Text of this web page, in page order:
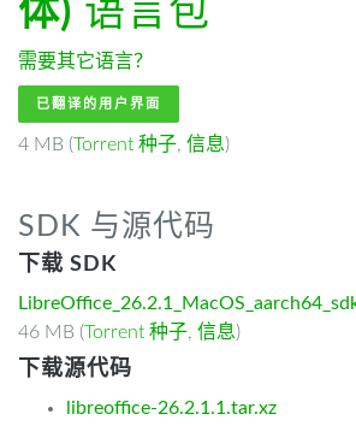
体) 语言包
需要其它语言？
已翻译的用户界面
4 MB (Torrent 种子, 信息)
SDK 与源代码
下载 SDK
46 MB (Torrent 种子, 信息)
下载源代码
libreoffice-26.2.1.1.tar.xz